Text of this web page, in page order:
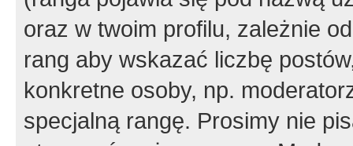
oraz w twoim profilu, zależnie
rang aby wskazać liczbę
konkretne osoby, np.
specjalną rangę. Prosimy nie